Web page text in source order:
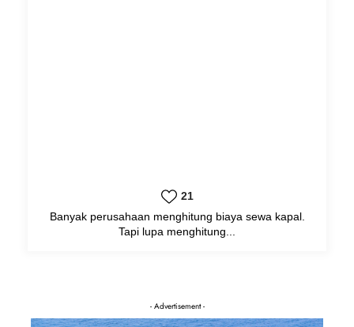
21
Banyak perusahaan menghitung biaya sewa kapal.
Tapi lupa menghitung...
- Advertisement -